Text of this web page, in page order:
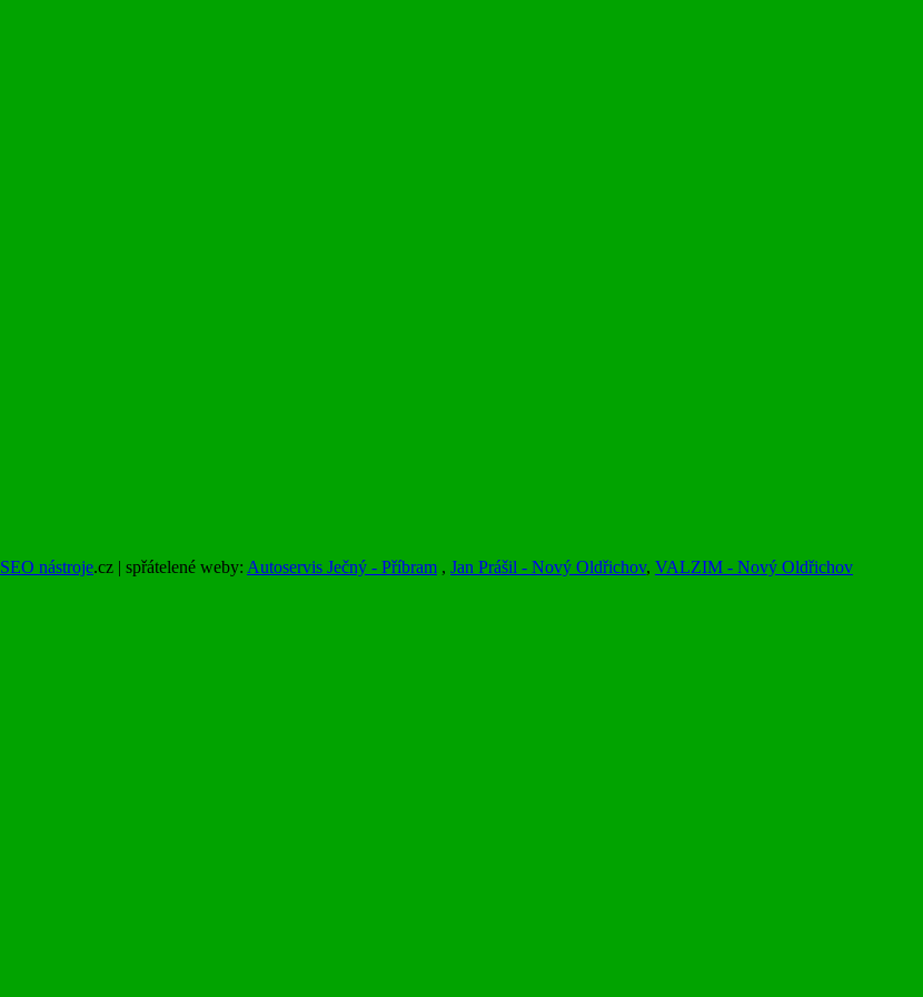
SEO nástroje.cz | spřátelené weby: Autoservis Ječný - Příbram , Jan Prášil - Nový Oldřichov, VALZIM - Nový Oldřichov